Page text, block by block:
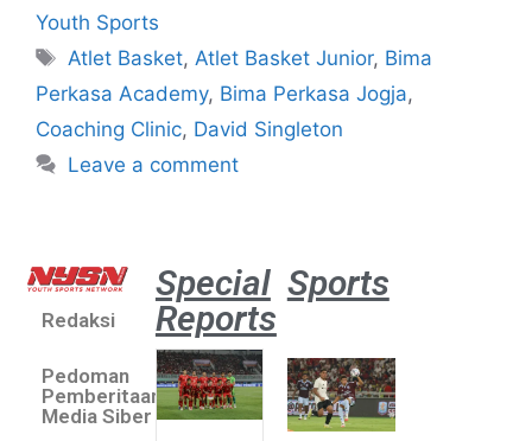
Youth Sports
Atlet Basket, Atlet Basket Junior, Bima
Perkasa Academy, Bima Perkasa Jogja,
Coaching Clinic, David Singleton
Leave a comment
Redaksi
Pedoman
Pemberitaan
Media Siber
Special
Reports
Sports